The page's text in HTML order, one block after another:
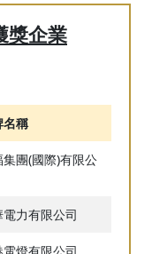
獎企業
名稱
集團(國際)有限公
電力有限公司